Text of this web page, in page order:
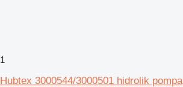
1
Hubtex 3000544/3000501 hidrolik pompa